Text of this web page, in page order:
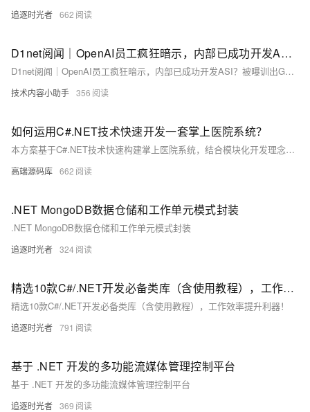
追逐时光者 662
D1net阅闻｜OpenAI员工疯狂暗示，内部已成功开发ASI？被曝训出GPT-5但雪藏
D1net阅闻｜OpenAI员工疯狂暗示，内部已成功开发ASI？被曝训出GPT-5但雪藏
技术内容小助手 356
如何运用C#.NET技术快速开发一套掌上医院系统？
本方案基于C#.NET技术快速构建掌上医院系统，结合模块化开发理念与医院信息化需求。核心功能涵盖用户端的预约挂号、在线问诊、报告查询等，以及管理端的排班管理和数据统计。采用.NET Core Web API与uni-app实现前后端分离，支持跨平台小程序开发。数据库选用SQL Server 2012，并通过读写分离与索引优化提升性能。部署方案包括Windows Server与负载均衡设计，确保高可用性。同时针对API差异、数据库老化及高并发等问题制定应对措施，保障系统稳定运行。推荐使用Postman、Redgate等工具辅助开发，提升效率与质量。
高端源码库 662
.NET MongoDB数据仓储和工作单元模式封装
.NET MongoDB数据仓储和工作单元模式封装
追逐时光者 324
精选10款C#/.NET开发必备类库（含使用教程），工作效率提升利器！
精选10款C#/.NET开发必备类库（含使用教程），工作效率提升利器！
追逐时光者 791
基于 .NET 开发的多功能流媒体管理控制平台
基于 .NET 开发的多功能流媒体管理控制平台
追逐时光者 369